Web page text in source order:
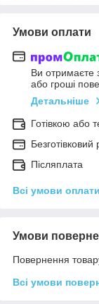
Умови оплати
Ви отримаєте
або гроші
Детальніше
Готівкою або
Безготівковий
Післяплата
Всі умови оплати
Умови
Повернення
Всі умови